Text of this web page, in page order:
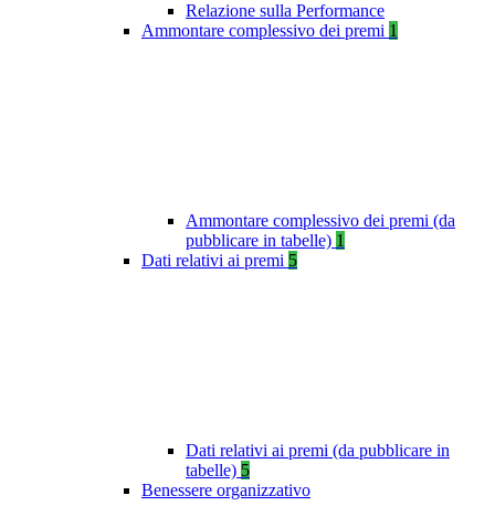
Relazione sulla Performance
Ammontare complessivo dei premi 1
Ammontare complessivo dei premi (da
pubblicare in tabelle) 1
Dati relativi ai premi 5
Dati relativi ai premi (da pubblicare in
tabelle) 5
Benessere organizzativo